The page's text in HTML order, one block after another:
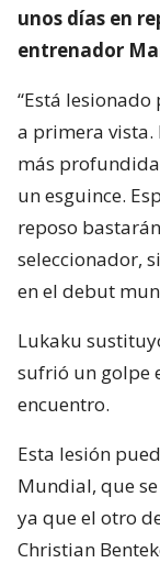
unos días en
entrenador
“Está lesionado
a primera vista.
más
un esguince.
reposo
seleccionador,
en el debut
Lukaku
sufrió un golpe
encuentro.
Esta lesión
Mundial, que
ya que el otro
Christian